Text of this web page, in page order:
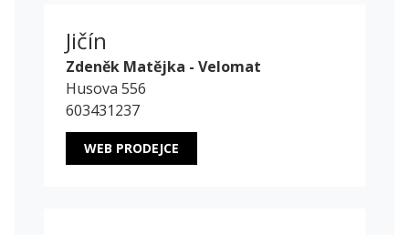
Jičín
Zdeněk Matějka - Velomat
Husova 556
603431237
WEB PRODEJCE